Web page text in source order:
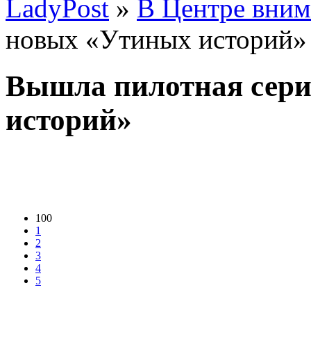
LadyPost » В Центре
новых «Утиных историй»
Вышла пилотная
историй»
100
1
2
3
4
5